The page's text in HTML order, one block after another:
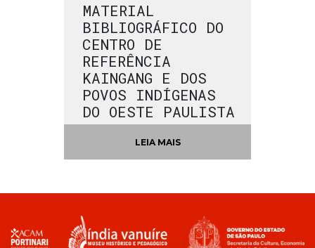
MATERIAL
BIBLIOGRÁFICO DO
CENTRO DE
REFERÊNCIA
KAINGANG E DOS
POVOS INDÍGENAS
DO OESTE PAULISTA
LEIA MAIS